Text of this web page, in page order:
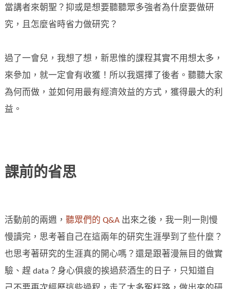
當講者來朝聖？抑或是想要聽聽眾多強者為什麼要做研
究，且怎麼省時省力做研究？
過了一會兒，我想了想，新思惟的課程其實不用想太多，
來參加，就一定會有收獲！所以我選擇了後者。聽聽大家
為何而做，並如何用最有經濟效益的方式，獲得最大的利
益。
課前的省思
活動前的兩週， 聽眾們的 Q&A 出來之後，我一則一則慢
慢讀完，思考著自己在這兩年的研究生涯學到了些什麼？
也思考著研究的生涯真的開心嗎？還是跟著漫無目的做實
驗、趕 data？身心俱疲的挨過菸酒生的日子，只知道自